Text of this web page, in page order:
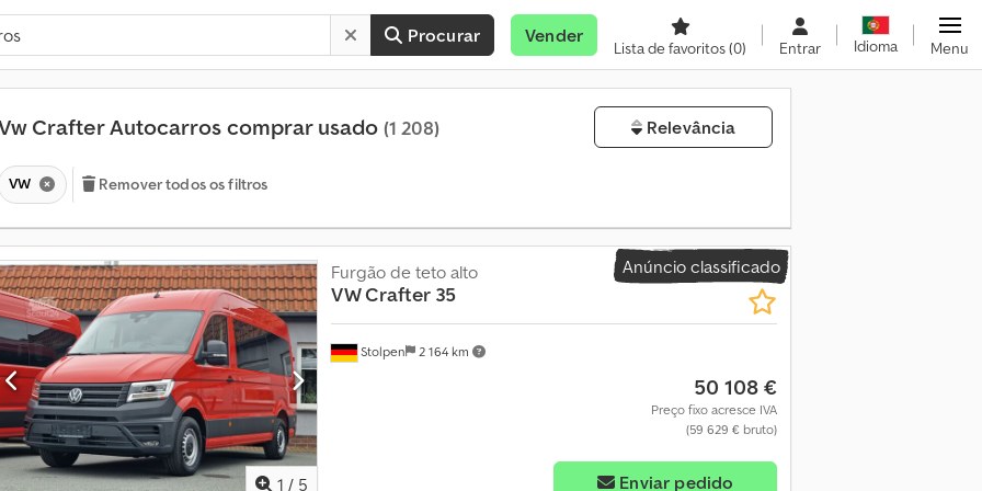
Procurar Vender
Lista de favoritos(0) Entrar Idioma Menu
Crafter Autocarros comprar usado (1 208) Relevância
VW Remover todos os filtros
Anúncio classificado
1 / 5
Stolpen 2 164 km
Furgão de teto alto
VW Crafter 35
50 108 €
Preço fixo acresce IVA
(59 629 € bruto)
Enviar pedido
e